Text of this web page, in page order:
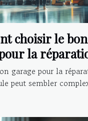
choisir le bon
la
?
garage pour la
peut sembler